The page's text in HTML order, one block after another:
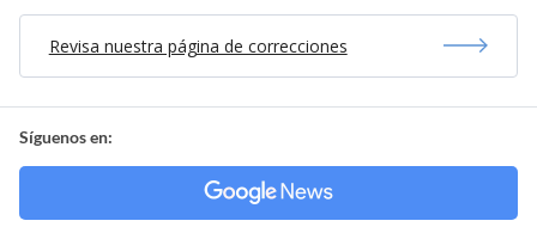
Revisa nuestra página de correcciones
Síguenos en: